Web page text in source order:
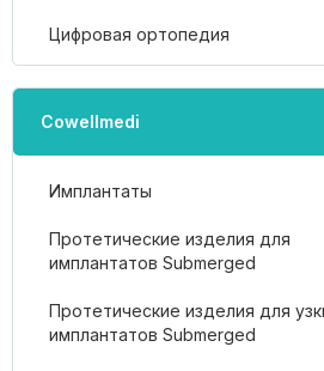
Цифровая ортопедия
Cowellmedi
Имплантаты
Протетические изделия для
имплантатов Submerged
Протетические изделия для
имплантатов Submerged